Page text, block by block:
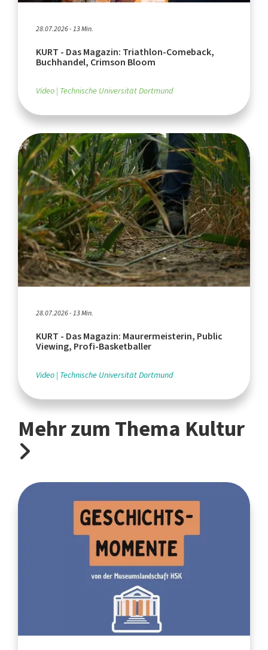
28.07.2026 - 13 Min.
KURT - Das Magazin: Triathlon-Comeback,
Buchhandel, Crimson Bloom
Video Technische Universität Dortmund
28.07.2026 - 13 Min.
KURT - Das Magazin: Maurermeisterin, Public
Viewing, Profi-Basketballer
Video Technische Universität Dortmund
Mehr zum Thema Kultur